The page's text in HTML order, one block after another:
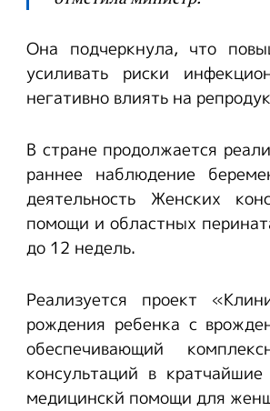
Она подчеркнула, что
усиливать риски
негативно влиять на
В стране продолжается
раннее наблюдение
деятельность Женских
помощи и областных
до 12 недель.
Реализуется проект
рождения ребенка с
обеспечивающий
консультаций в
медицинскй помощи для